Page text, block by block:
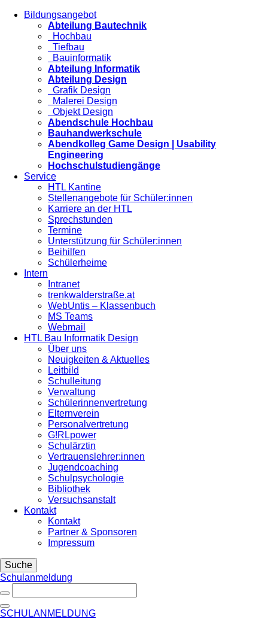
Bildungsangebot
Abteilung Bautechnik
Hochbau
Tiefbau
Bauinformatik
Abteilung Informatik
Abteilung Design
Grafik Design
Malerei Design
Objekt Design
Abendschule Hochbau
Bauhandwerkschule
Abendkolleg Game Design | Usability
Engineering
Hochschulstudiengänge
Service
HTL Kantine
Stellenangebote für Schüler:innen
Karriere an der HTL
Sprechstunden
Termine
Unterstützung für Schüler:innen
Beihilfen
Schülerheime
Intern
Intranet
trenkwalderstraße.at
WebUntis – Klassenbuch
MS Teams
Webmail
HTL Bau Informatik Design
Über uns
Neuigkeiten & Aktuelles
Leitbild
Schulleitung
Verwaltung
Schülerinnenvertretung
Elternverein
Personalvertretung
G!RLpower
Schulärztin
Vertrauenslehrer:innen
Jugendcoaching
Schulpsychologie
Bibliothek
Versuchsanstalt
Kontakt
Kontakt
Partner & Sponsoren
Impressum
Suche
Schulanmeldung
SCHULANMELDUNG